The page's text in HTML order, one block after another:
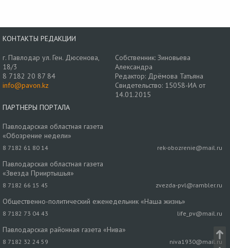
КОНТАКТЫ РЕДАКЦИИ
г. Павлодар ул. Ген. Дюсенова,
18/3
8 7182 20 87 84
info@pavon.kz
Собственник: Зиновьева
Александра
Редактор: Дрёмова Татьяна
Свидетельство: 15058-ИА от
14.01.2015
ПАРТНЕРЫ ПОРТАЛА
Павлодарская областная газета
«Обозрение недели»
8 7182 61 80 14 rek-obozrenie@mail.ru
Павлодарская областная газета
«Звезда Прииртышья»
8 7182 66 15 45 zvezda-pvl@rambler.ru
Общественно-политический еженедельник «Наша жизнь»
8 7182 73 04 43 life_pv@mail.ru
Павлодарская районная газета «Нива»
8 7182 32 24 59 niva1930@mail.ru